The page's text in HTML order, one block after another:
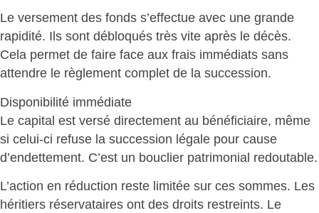
Le versement des fonds s’effectue avec une grande
rapidité. Ils sont débloqués très vite après le décès.
Cela permet de faire face aux frais immédiats sans
attendre le règlement complet de la succession.
Disponibilité immédiate
Le capital est versé directement au bénéficiaire, même
si celui-ci refuse la succession légale pour cause
d’endettement. C’est un bouclier patrimonial redoutable.
L’action en réduction reste limitée sur ces sommes. Les
héritiers réservataires ont des droits restreints. Le